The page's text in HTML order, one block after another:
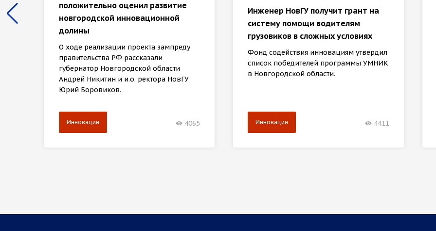
положительно оценил развитие
новгородской инновационной
долины
О ходе реализации проекта зампреду
правительства РФ рассказали
губернатор Новгородской области
Андрей Никитин и и.о. ректора НовГУ
Юрий Боровиков.
Инновации 4065
Инженер НовГУ получит грант на
систему помощи водителям
грузовиков в сложных условиях
Фонд содействия инновациям утвердил
список победителей программы УМНИК
в Новгородской области.
Инновации 4411